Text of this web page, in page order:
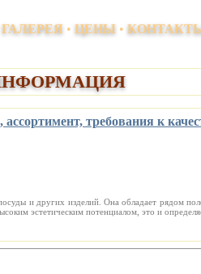
ГАЛЕРЕЯ • ЦЕНЫ•
требования к
и других изделий. Она обладает рядом
эстетическим потен­циалом, это и